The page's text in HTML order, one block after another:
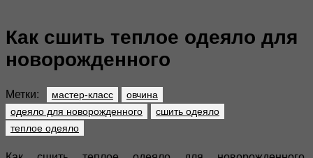
Как сшить теплое одеяло для
новорожденного
Метки: мастер-класс
овчина
одеяло для новорожденного
сшить одеяло
теплое одеяло